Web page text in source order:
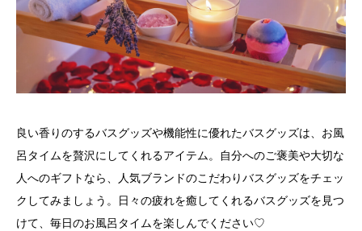
良い香りのするバスグッズや機能性に優れたバスグッズは、お風
呂タイムを贅沢にしてくれるアイテム。自分へのご褒美や大切な
人へのギフトなら、人気ブランドのこだわりバスグッズをチェッ
クしてみましょう。日々の疲れを癒してくれるバスグッズを見つ
けて、毎日のお風呂タイムを楽しんでください♡